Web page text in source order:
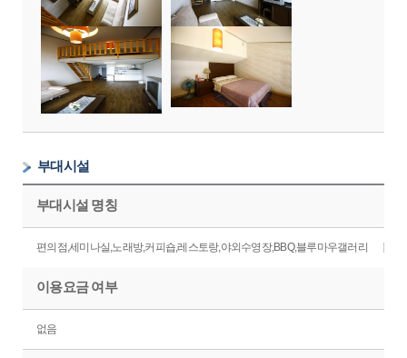
부대시설
부대시설 명칭
편의점,세미나실,노래방,커피숍,레스토랑,야외수영장,BBQ,블루마우갤러리
이용요금 여부
없음